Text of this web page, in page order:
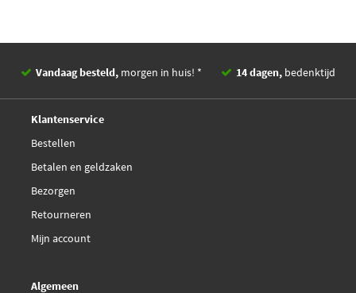
Vandaag besteld, morgen in huis! * 14 dagen, bedenktijd
Klantenservice
Bestellen
Betalen en geldzaken
Bezorgen
Retourneren
Mijn account
Algemeen